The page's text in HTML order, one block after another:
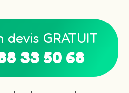
devis GRATUIT
33 50 68